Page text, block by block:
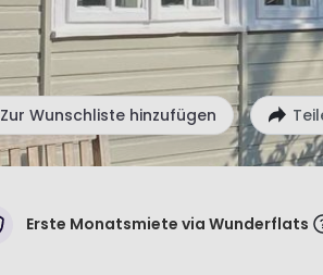
Zur Wunschliste hinzufügen
Erste Monatsmiete via Wunderflats